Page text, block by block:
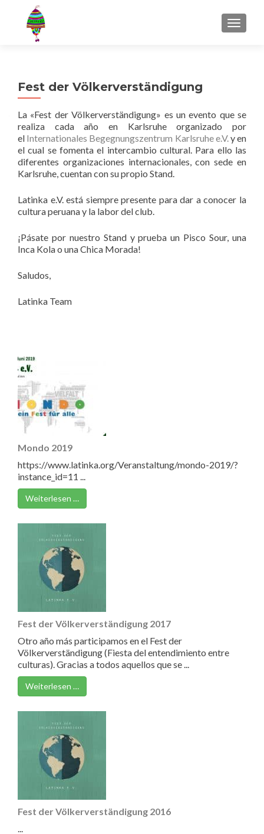
MENU
Fest der Völkerverständigung
La «Fest der Völkerverständigung» es un evento que se
realiza cada año en Karlsruhe organizado por
el Internationales Begegnungszentrum Karlsruhe e.V.y en
el cual se fomenta el intercambio cultural. Para ello las
diferentes organizaciones internacionales, con sede en
Karlsruhe, cuentan con su propio Stand.
Latinka e.V. está siempre presente para dar a conocer la
cultura peruana y la labor del club.
¡Pásate por nuestro Stand y prueba un Pisco Sour, una
Inca Kola o una Chica Morada!
Saludos,
Latinka Team
Mondo 2019
https://www.latinka.org/Veranstaltung/mondo-2019/?
instance_id=11 ...
Weiterlesen …
Fest der Völkerverständigung 2017
Otro año más participamos en el Fest der
Völkerverständigung (Fiesta del entendimiento entre
culturas). Gracias a todos aquellos que se ...
Weiterlesen …
Fest der Völkerverständigung 2016
...